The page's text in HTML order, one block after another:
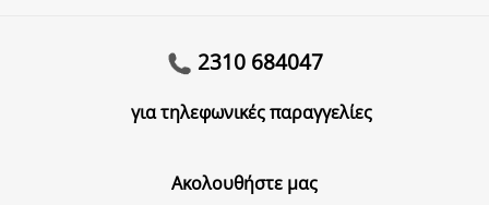
2310 684047
για τηλεφωνικές παραγγελίες
Ακολουθήστε μας